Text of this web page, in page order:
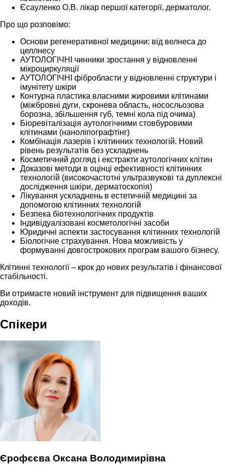
Єсауленко О.В. лікар першої категорії, дерматолог.
Про що розповімо:
Основи регенеративної медицини: від велнеса до
целлнесу
АУТОЛОГІЧНI чинники зростання у відновленні
мікроциркуляції
АУТОЛОГІЧНI фібробласти у відновленні структури і
імунітету шкіри
Контурна пластика власними жировими клітинами
(міжбровні дуги, скронева область, нососльозова
борозна, збільшення губ, темні кола під очима)
Біоревіталізація аутологічними стовбуровими
клітинами (наноліпографтінг)
Комбінація лазерів і клітинних технологій. Новий
рівень результатів без ускладнень
Косметичний догляд і екстракти аутологічних клітин
Доказові методи в оцінці ефективності клітинних
технологій (високочастотні ультразвукові та дуплексні
дослідження шкіри, дерматоскопія)
Лікування ускладнень в естетичній медицині за
допомогою клітинних технологій
Безпека біотехнологічних продуктів
Індивідуалізовані косметологічні засоби
Юридичні аспекти застосування клітинних технологій
Біологічне страхування. Нова можливість у
формуванні довгострокових програм вашого бізнесу.
Клітинні технології – крок до нових результатів і фінансової
стабільності.
Ви отримаєте новий інструмент для підвищення ваших
доходів.
Спікери
Єрофєєва Оксана Володимирівна